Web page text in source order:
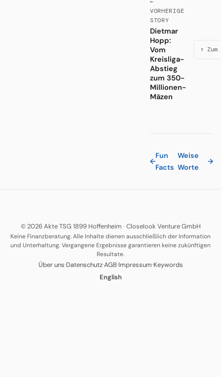
←
VORHERIGE
STORY
Dietmar
Hopp:
Vom
Kreisliga-
Abstieg
zum 350-
Millionen-
Mäzen
↑
←
Fun
Facts
Weise
Worte
→
© 2026 Akte TSG 1899 Hoffenheim · Closelook Venture GmbH
Keine Finanzberatung. Alle Inhalte dienen ausschließlich der Information
und Unterhaltung. Vergangene Ergebnisse garantieren keine zukünftigen
Resultate.
Über uns·Datenschutz·AGB·Impressum·Keywords
English